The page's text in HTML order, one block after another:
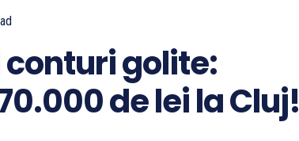
golite:
de lei la Cluj!